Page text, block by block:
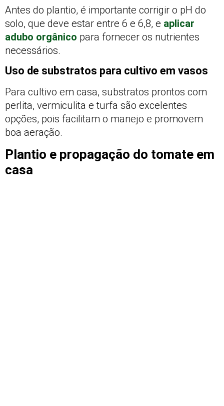
Antes do plantio, é importante corrigir o pH do
solo, que deve estar entre 6 e 6,8, e aplicar
adubo orgânico para fornecer os nutrientes
necessários.
Uso de substratos para cultivo em vasos
Para cultivo em casa, substratos prontos com
perlita, vermiculita e turfa são excelentes
opções, pois facilitam o manejo e promovem
boa aeração.
Plantio e propagação do tomate em
casa